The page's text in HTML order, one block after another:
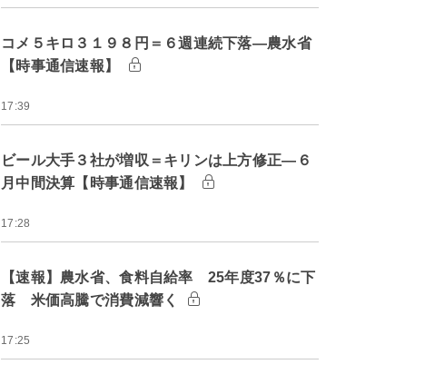
コメ５キロ３１９８円＝６週連続下落―農水省
【時事通信速報】
17:39
ビール大手３社が増収＝キリンは上方修正―６
月中間決算【時事通信速報】
17:28
【速報】農水省、食料自給率 25年度37％に下
落 米価高騰で消費減響く
17:25